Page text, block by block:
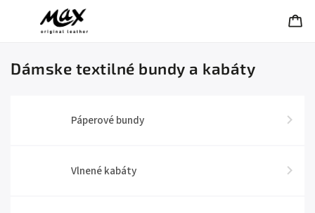
Dámske textilné bundy a kabáty
Páperové bundy
Vlnené kabáty